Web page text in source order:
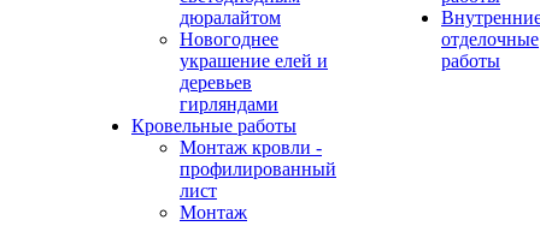
дюралайтом
Новогоднее
украшение елей и
деревьев
гирляндами
Кровельные работы
Монтаж кровли -
профилированный
лист
Монтаж
отделочные
работы